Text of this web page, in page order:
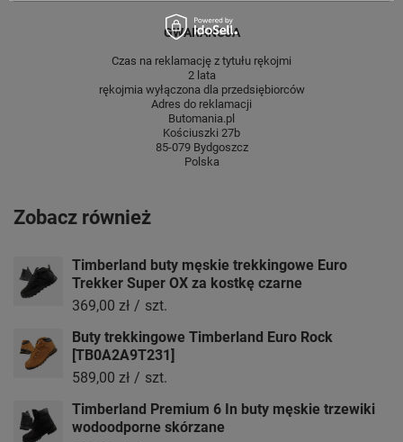
GWARANCJA
Czas na reklamację z tytułu rękojmi
2 lata
rękojmia wyłączona dla przedsiębiorców
Adres do reklamacji
Butomania.pl
Kościuszki 27b
85-079 Bydgoszcz
Polska
Zobacz również
Timberland buty męskie trekkingowe Euro
Trekker Super OX za kostkę czarne
369,00 zł / szt.
Buty trekkingowe Timberland Euro Rock
[TB0A2A9T231]
589,00 zł / szt.
Timberland Premium 6 In buty męskie trzewiki
wodoodporne skórzane